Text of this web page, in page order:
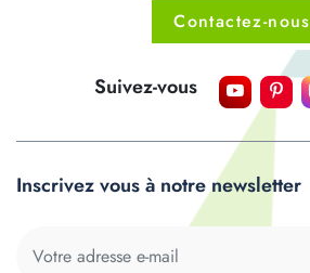
Contactez-nous
Suivez-vous
Inscrivez vous à notre newsletter